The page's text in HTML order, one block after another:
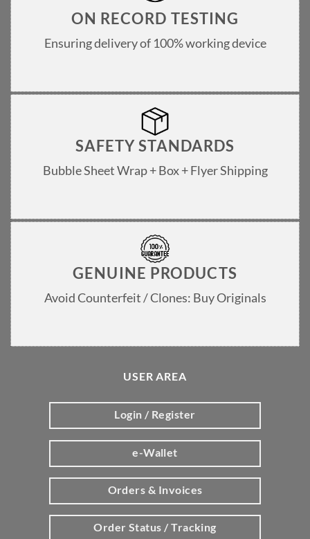
ON RECORD TESTING
Ensuring delivery of 100% working device
SAFETY STANDARDS
Bubble Sheet Wrap + Box + Flyer Shipping
GENUINE PRODUCTS
Avoid Counterfeit / Clones: Buy Originals
USER AREA
Login / Register
e-Wallet
Orders & Invoices
Order Status / Tracking